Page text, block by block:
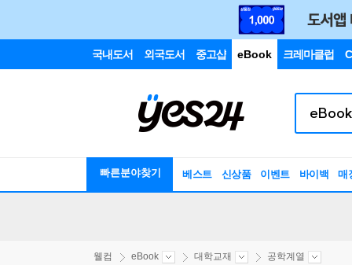
국내도서 외국도서 중고샵 eBook 크레마클럽
빠른분야찾기 베스트 신상품 이벤트 바이백 매
웰컴 eBook 대학교재 공학계열